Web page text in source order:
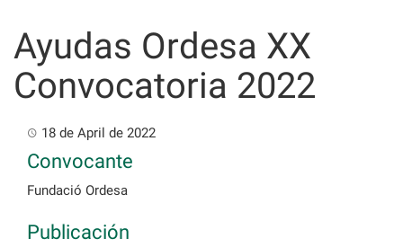
content
Ayudas Ordesa XX
Convocatoria 2022
18 de April de 2022
Convocante
Fundació Ordesa
Publicación